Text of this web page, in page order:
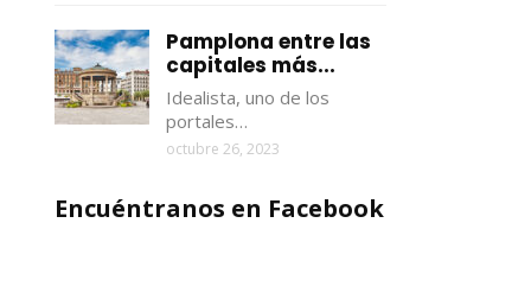
Pamplona entre las
capitales más...
Idealista, uno de los
portales…
octubre 26, 2023
Encuéntranos en Facebook